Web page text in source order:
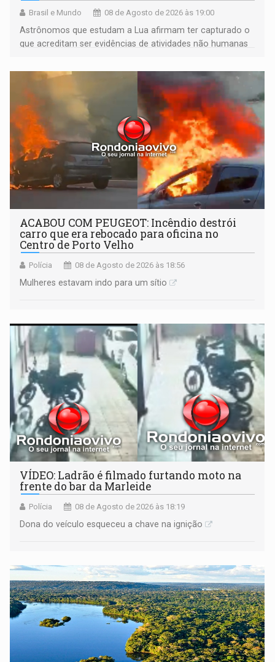
Brasil e Mundo 08 de Agosto de 2026 às 19:00
Astrônomos que estudam a Lua afirmam ter capturado o
que acreditam ser evidências de atividades não humanas
órbita
ACABOU COM PEUGEOT: Incêndio destrói
carro que era rebocado para oficina no
Centro de Porto Velho
Polícia 08 de Agosto de 2026 às 18:56
Mulheres estavam indo para um sítio
VÍDEO: Ladrão é filmado furtando moto na
frente do bar da Marleide
Polícia 08 de Agosto de 2026 às 18:19
Dona do veículo esqueceu a chave na ignição